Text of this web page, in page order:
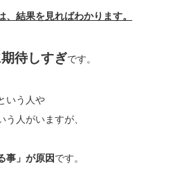
結果を見ればわかります。
待しすぎです。
いう人や
う人がいますが、
事」が原因です。